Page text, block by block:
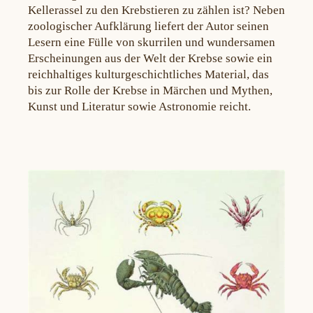
Kellerassel zu den Krebstieren zu zählen ist? Neben
zoologischer Aufklärung liefert der Autor seinen
Lesern eine Fülle von skurrilen und wundersamen
Erscheinungen aus der Welt der Krebse sowie ein
reichhaltiges kulturgeschichtliches Material, das
bis zur Rolle der Krebse in Märchen und Mythen,
Kunst und Literatur sowie Astronomie reicht.